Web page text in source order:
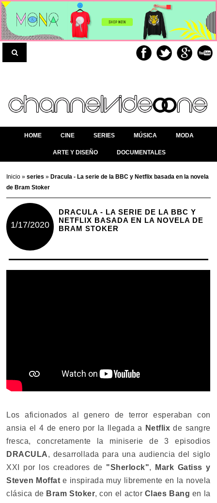
HOME CINE SERIES MÚSICA MODA
ARTE Y DISEÑO DOCUMENTALES
Inicio»series» Dracula - La serie de la BBC y Netflix basada en la novela
de Bram Stoker
1/17/2020
DRACULA - LA SERIE DE LA BBC Y
NETFLIX BASADA EN LA NOVELA DE
BRAM STOKER
Los aficionados al genero de terror esperaban con
ansia el 4 de enero por la llegada a
Netflix de sangre
fresca, concretamente la miniserie de 3 episodios
DRACULA, desarrollada para una audiencia del siglo
XXI por los creadores de "Sherlock",
Mark Gatiss y
Steven Moffat e inspirada muy libremente en la novela
clásica de Bram Stoker, con el actor Claes Bang en la